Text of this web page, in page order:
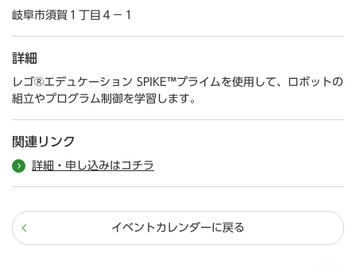
岐阜市須賀１丁目４－１
詳細
レゴ®エデュケーション SPIKE™プライムを使用して、ロボットの
組立やプログラム制御を学習します。
関連リンク
詳細・申し込みはコチラ
イベントカレンダーに戻る